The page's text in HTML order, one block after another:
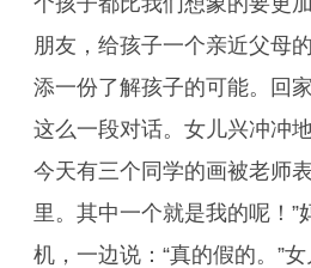
朋友，给孩子一个亲近父母
添一份了解孩子的可能。回
这么一段对话。女儿兴冲冲
今天有三个同学的画被老师
里。其中一个就是我的呢！”
机，一边说：“真的假的。”